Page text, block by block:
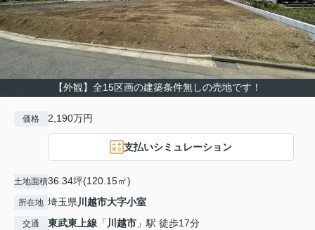
【外観】全15区画の建築条件無しの売地です！
価格 2,190万円
支払いシミュレーション
土地面積36.34坪(120.15㎡)
所在地 埼玉県川越市大字小室
交通 東武東上線 「 川越市 」駅 徒歩17分